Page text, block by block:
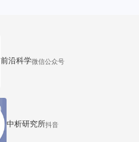
前沿科学微信公众号
中析研究所抖音